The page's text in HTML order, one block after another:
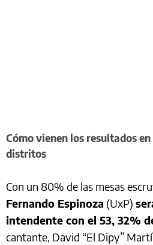
Cómo vienen los resultados
distritos
Con un 80% de las mesas
Fernando Espinoza (UxP)
intendente con el 53, 32%
cantante, David “El Dipy”